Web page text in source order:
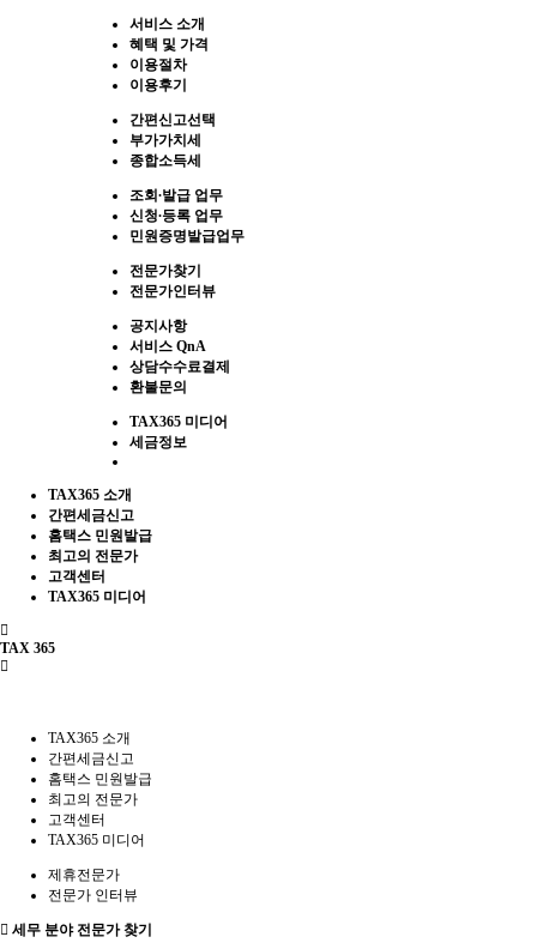
서비스 소개
혜택 및 가격
이용절차
이용후기
간편신고선택
부가가치세
종합소득세
조회∙발급 업무
신청∙등록 업무
민원증명발급업무
전문가찾기
전문가인터뷰
공지사항
서비스 QnA
상담수수료결제
환불문의
TAX365 미디어
세금정보
TAX365 소개
간편세금신고
홈택스 민원발급
최고의 전문가
고객센터
TAX365 미디어
TAX 365
TAX365 소개
간편세금신고
홈택스 민원발급
최고의 전문가
고객센터
TAX365 미디어
제휴전문가
전문가 인터뷰
세무 분야 전문가 찾기